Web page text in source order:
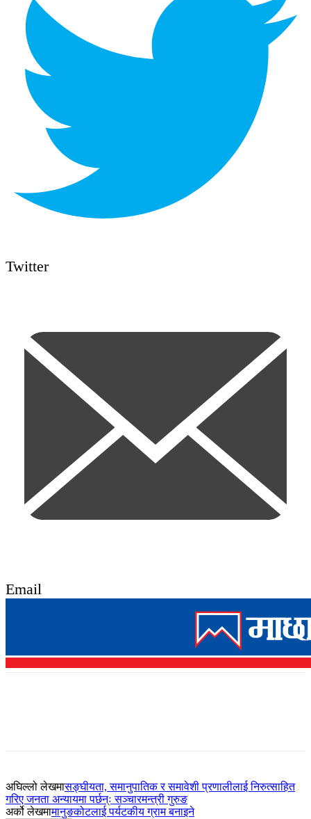
Twitter
Email
अघिल्लो लेखमासङ्घीयता, समानुपातिक र समावेशी प्रणालीलाई निरुत्साहित
गरिए जनता अन्यायमा पर्छन्ः सञ्चारमन्त्री गुरुङ
अर्को लेखमामानुङकोटलाई पर्यटकीय ग्राम बनाइने